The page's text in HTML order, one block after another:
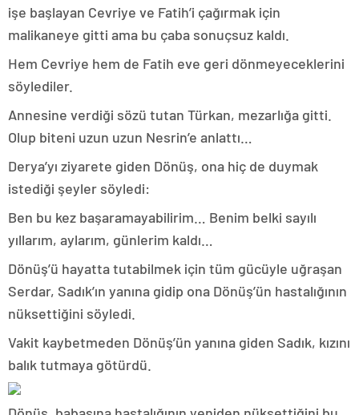
işe başlayan Cevriye ve Fatih’i çağırmak için
malikaneye gitti ama bu çaba sonuçsuz kaldı.
Hem Cevriye hem de Fatih eve geri dönmeyeceklerini
söylediler.
Annesine verdiği sözü tutan Türkan, mezarlığa gitti.
Olup biteni uzun uzun Nesrin’e anlattı…
Derya’yı ziyarete giden Dönüş, ona hiç de duymak
istediği şeyler söyledi:
Ben bu kez başaramayabilirim… Benim belki sayılı
yıllarım, aylarım, günlerim kaldı…
Dönüş’ü hayatta tutabilmek için tüm gücüyle uğraşan
Serdar, Sadık’ın yanına gidip ona Dönüş’ün hastalığının
nüksettiğini söyledi.
Vakit kaybetmeden Dönüş’ün yanına giden Sadık, kızını
balık tutmaya götürdü.